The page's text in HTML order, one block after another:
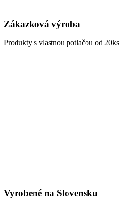
Zákazková výroba
Produkty s vlastnou potlačou od 20ks
Vyrobené na Slovensku